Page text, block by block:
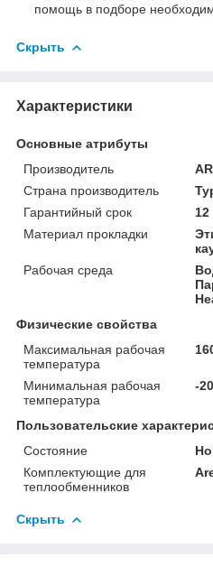
помощь в подборе
Скрыть
Характеристики
Основные атрибуты
Производитель
Страна производитель
Гарантийный срок
12
Материал прокладки
Рабочая среда
Физические свойства
Максимальная рабочая
температура
Минимальная рабочая
температура
-
Пользовательские
Состояние
Комплектующие для
теплообменников
Скрыть